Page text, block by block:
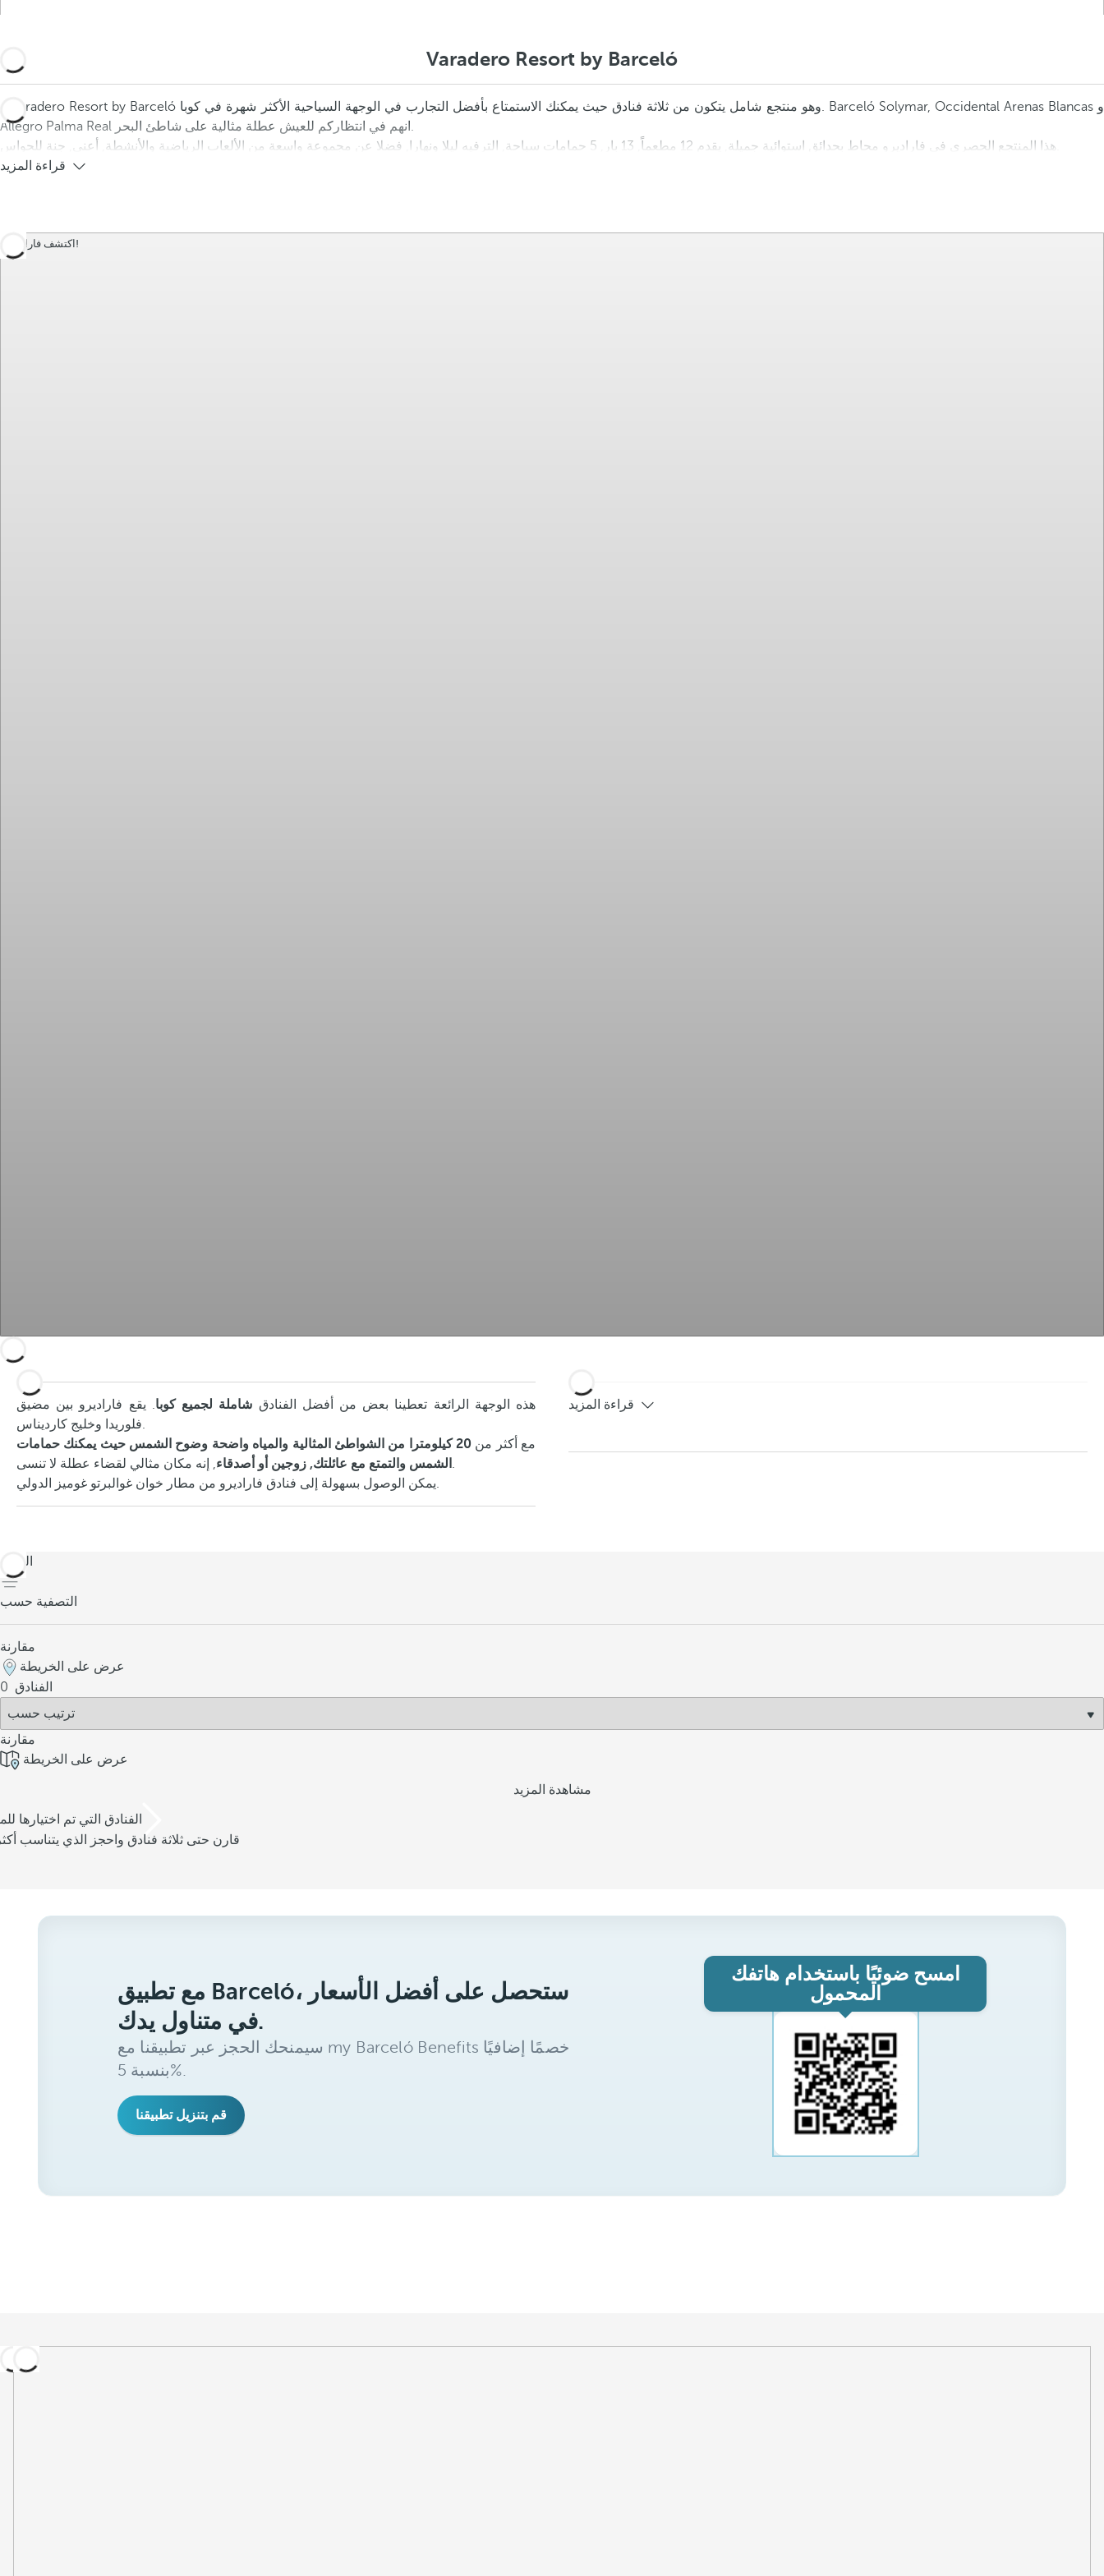
Varadero Resort by Barceló
Allegro Palma Real انهم في انتظاركم للعيش عطلة مثالية على شاطئ البحر.
قراءة المزيد
اكتشف فاراديرو!
هذه الوجهة الرائعة تعطينا بعض من أفضل الفنادق شاملة لجميع كوبا. يقع فاراديرو بين مضيق
فلوريدا وخليج كارديناس.
مع أكثر من
20 كيلومترا من الشواطئ المثالية والمياه واضحة وضوح الشمس حيث يمكنك حمامات
الشمس والتمتع مع عائلتك, زوجين أو أصدقاء , إنه مكان مثالي لقضاء عطلة لا تنسى.
يمكن الوصول بسهولة إلى فنادق فاراديرو من مطار خوان غوالبرتو غوميز الدولي.
قراءة المزيد
العودة
التصفية حسب
مقارنة
عرض على الخريطة
0 الفنادق
مقارنة
عرض على الخريطة
مشاهدة المزيد
/3 الفنادق التي تم اختيارها
قارن حتى ثلاثة فنادق واحجز الذي يتناسب
مع تطبيق Barceló، ستحصل على أفضل الأسعار
في متناول يدك.
سيمنحك الحجز عبر تطبيقنا مع my Barceló Benefits خصمًا إضافيًا
بنسبة 5%.
قم بتنزيل تطبيقنا
امسح ضوئيًا باستخدام هاتفك
المحمول